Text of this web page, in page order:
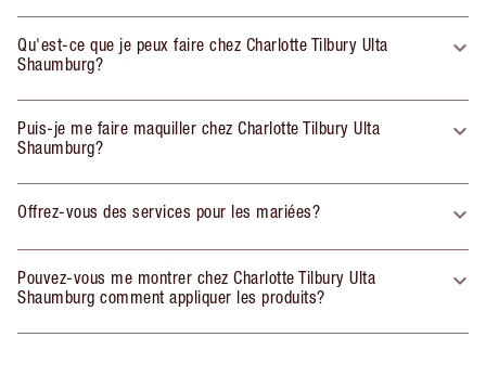
Qu'est-ce que je peux faire chez Charlotte Tilbury Ulta
Shaumburg?
Puis-je me faire maquiller chez Charlotte Tilbury Ulta
Shaumburg?
Offrez-vous des services pour les mariées?
Pouvez-vous me montrer chez Charlotte Tilbury Ulta
Shaumburg comment appliquer les produits?